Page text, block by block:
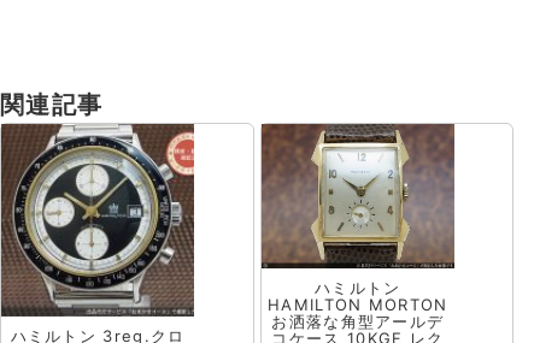
関連記事
ハミルトン 3reg.クロ
ハミルトン
HAMILTON MORTON
お洒落な角型アールデ
コケース 10KGF レク